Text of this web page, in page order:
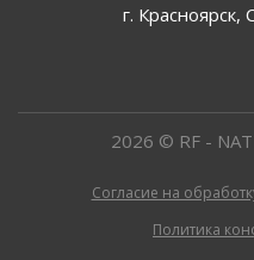
г.
2026 © RF -
Согласие на
Политика